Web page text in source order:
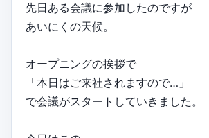
先日ある会議に参加したのですが
あいにくの天候。
オープニングの挨拶で
「本日はご来社されますので…」
で会議がスタートしていきました。